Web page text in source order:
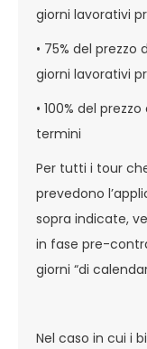
giorni lavorativi
• 75% del
giorni lavorativi
• 100% del
termini
Per tutti i tour
prevedono
sopra indicate,
in fase pre-
giorni “di
Nel caso in cui i